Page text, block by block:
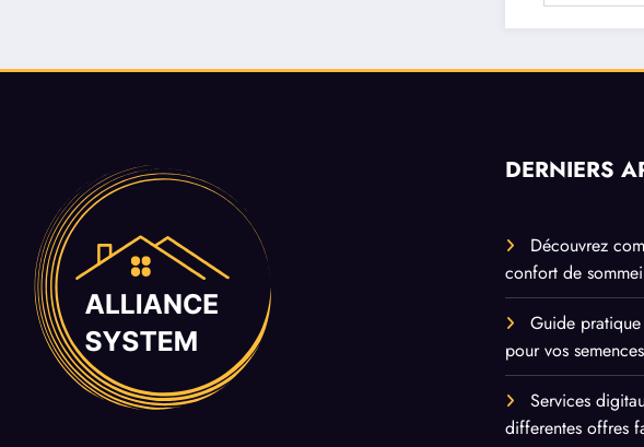
DERNIERS
Découvrez
confort de
Guide
pour vos semences
Services
differentes offres